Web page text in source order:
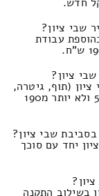
שבי ציון?
עבודת
ציון?
(תוף, גיטרה,
כלי נגינה קלאסי ועוד ועוד) המחירון הינו 530 ולא יותר מ190
שבי ציון?
יחד עם סוכך
בשילוב התקנה